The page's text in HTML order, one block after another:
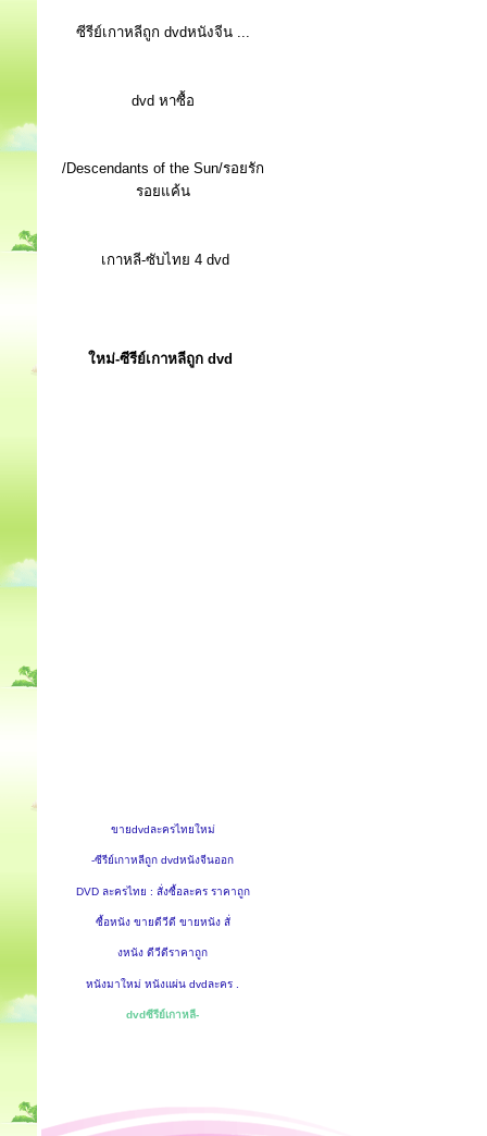
ซีรีย์เกาหลีถูก dvdหนังจีน ...
dvd หาซื้อ
/Descendants of the Sun/รอยรัก
รอยแค้น
เกาหลี-ซับไทย 4 dvd
ใหม่-ซีรีย์เกาหลีถูก dvd
ขายdvdละครไทยใหม่
-ซีรีย์เกาหลีถูก dvdหนังจีนออก
DVD ละครไทย : สั่งซื้อละคร ราคาถูก
ซื้อหนัง ขายดีวีดี ขายหนัง สั่
งหนัง ดีวีดีราคาถูก
หนังมาใหม่ หนังแผ่น dvdละคร .
dvdซีรีย์เกาหลี-